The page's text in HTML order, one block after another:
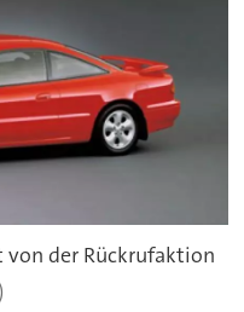
der Rückrufaktion